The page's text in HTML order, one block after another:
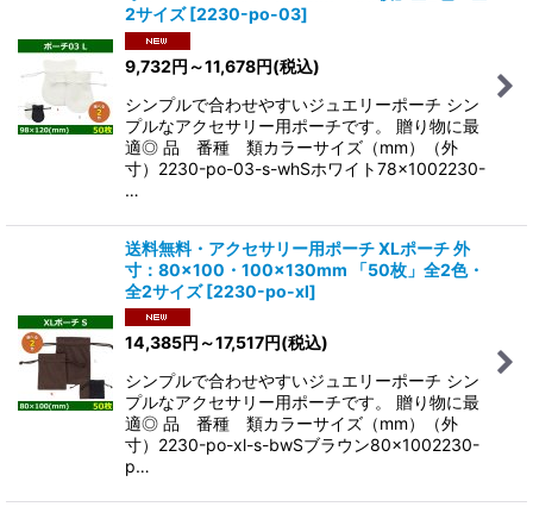
2サイズ [2230-po-03]
9,732円 ～11,678円(税込)
シンプルで合わせやすいジュエリーポーチ シン
プルなアクセサリー用ポーチです。 贈り物に最
適◎ 品 番種 類カラーサイズ（mm）（外
寸）2230-po-03-s-whSホワイト78×1002230-
…
送料無料・アクセサリー用ポーチ XLポーチ 外
寸：80×100・100×130mm 「50枚」全2色・
全2サイズ [2230-po-xl]
14,385円 ～17,517円(税込)
シンプルで合わせやすいジュエリーポーチ シン
プルなアクセサリー用ポーチです。 贈り物に最
適◎ 品 番種 類カラーサイズ（mm）（外
寸）2230-po-xl-s-bwSブラウン80×1002230-
p…